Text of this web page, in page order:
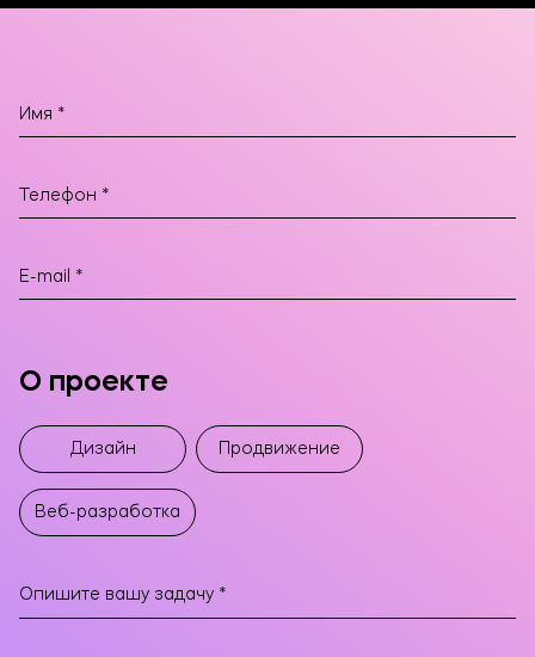
О проекте
Дизайн Продвижение
Веб-разработка